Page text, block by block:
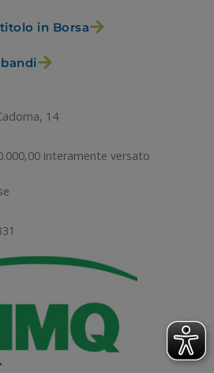
in Borsa
14
interamente versato
COOKIES